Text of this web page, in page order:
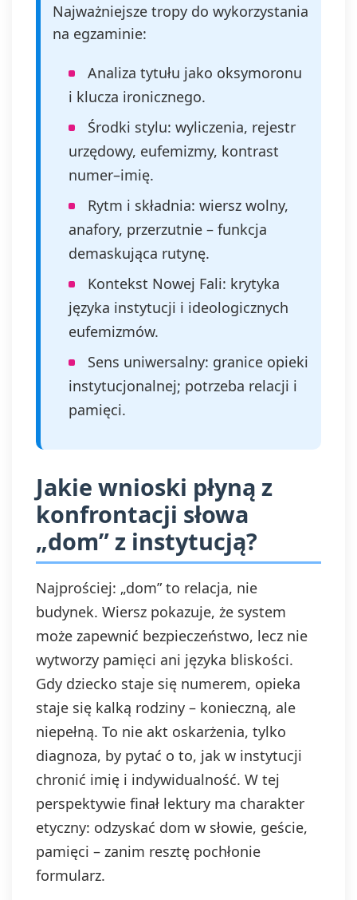
Najważniejsze tropy do wykorzystania
na egzaminie:
Analiza tytułu jako oksymoronu
i klucza ironicznego.
Środki stylu: wyliczenia, rejestr
urzędowy, eufemizmy, kontrast
numer–imię.
Rytm i składnia: wiersz wolny,
anafory, przerzutnie – funkcja
demaskująca rutynę.
Kontekst Nowej Fali: krytyka
języka instytucji i ideologicznych
eufemizmów.
Sens uniwersalny: granice opieki
instytucjonalnej; potrzeba relacji i
pamięci.
Jakie wnioski płyną z
konfrontacji słowa
„dom” z instytucją?
Najprościej: „dom” to relacja, nie
budynek. Wiersz pokazuje, że system
może zapewnić bezpieczeństwo, lecz nie
wytworzy pamięci ani języka bliskości.
Gdy dziecko staje się numerem, opieka
staje się kalką rodziny – konieczną, ale
niepełną. To nie akt oskarżenia, tylko
diagnoza, by pytać o to, jak w instytucji
chronić imię i indywidualność. W tej
perspektywie finał lektury ma charakter
etyczny: odzyskać dom w słowie, geście,
pamięci – zanim resztę pochłonie
formularz.